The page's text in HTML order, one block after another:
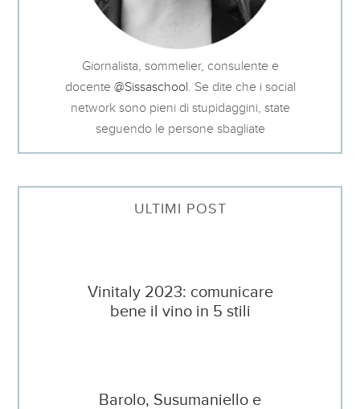
Giornalista, sommelier, consulente e
docente @Sissaschool. Se dite che i social
network sono pieni di stupidaggini, state
seguendo le persone sbagliate
ULTIMI POST
Vinitaly 2023: comunicare
bene il vino in 5 stili
Barolo, Susumaniello e